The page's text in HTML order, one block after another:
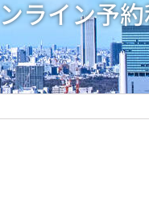
ライン予